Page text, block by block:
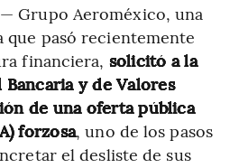
Grupo Aeroméxico, una
que pasó recientemente
financiera, solicitó a la
y de Valores
de una oferta pública
forzosa, uno de los pasos
el desliste de sus